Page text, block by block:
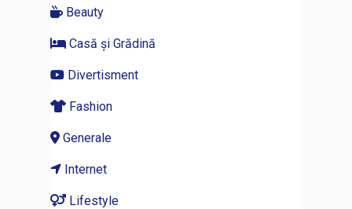
Beauty
Casă și Grădină
Divertisment
Fashion
Generale
Internet
Lifestyle